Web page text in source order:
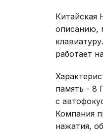
Китайская
описанию,
работает
память - 8
с
Компания
нажатия,